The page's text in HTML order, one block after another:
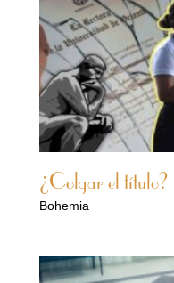
¿Colgar el título?
Bohemia